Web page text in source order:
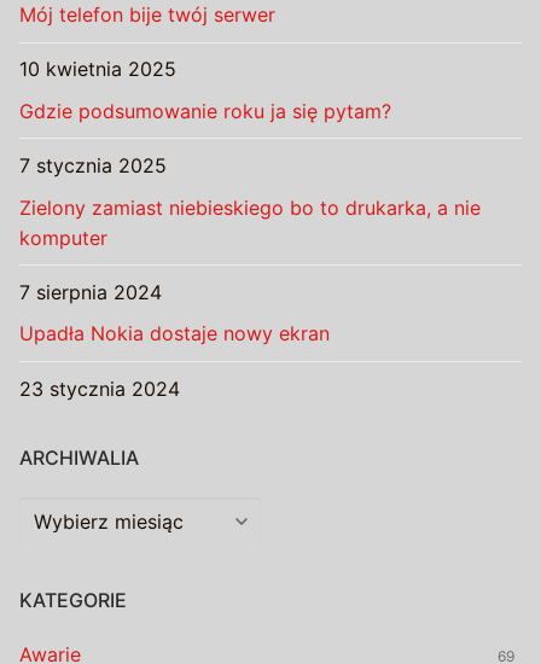
Mój telefon bije twój serwer
10 kwietnia 2025
Gdzie podsumowanie roku ja się pytam?
7 stycznia 2025
Zielony zamiast niebieskiego bo to drukarka, a nie
komputer
7 sierpnia 2024
Upadła Nokia dostaje nowy ekran
23 stycznia 2024
ARCHIWALIA
Archiwalia
KATEGORIE
Awarie 69